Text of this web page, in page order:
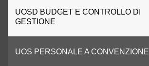
UOSD BUDGET E CONTROLLO DI
GESTIONE
UOS PERSONALE A CONVENZIONE